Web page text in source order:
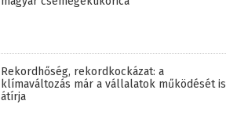
Rekordhőség, rekordkockázat: a
klímaváltozás már a vállalatok működését is
átírja